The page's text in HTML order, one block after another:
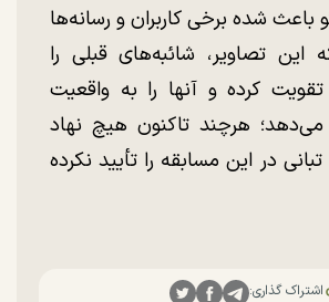
باعث شده برخی کاربران و رسانه‌ها
تصاویر، شائبه‌های قبلی را
کرده و آنها را به واقعیت
می‌دهد؛ هرچند تاکنون هیچ نهاد
در این مسابقه را تأیید نکرده
اشتراک گذاری: